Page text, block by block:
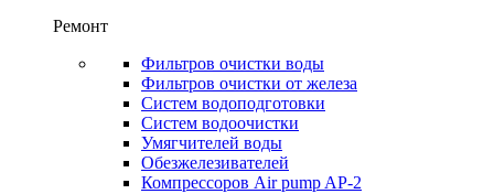
Ремонт
Фильтров очистки воды
Фильтров очистки от железа
Систем водоподготовки
Систем водоочистки
Умягчителей воды
Обезжелезивателей
Компрессоров Air pump AP-2